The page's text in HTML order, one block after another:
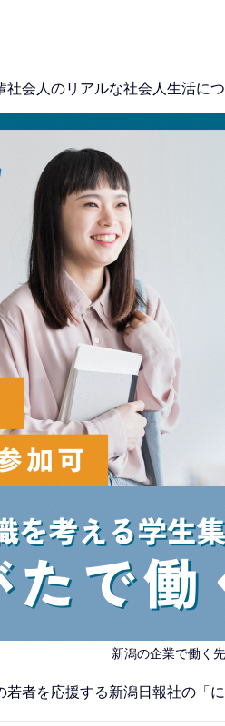
会人のリアルな社会人生活に
新潟の企業で働く
者を応援する新潟日報社の「